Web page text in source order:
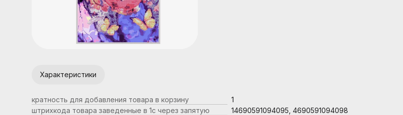
Характеристики
кратность для добавления товара в корзину
1
штрихкода товара заведенные в 1с через запятую
14690591094095, 4690591094098